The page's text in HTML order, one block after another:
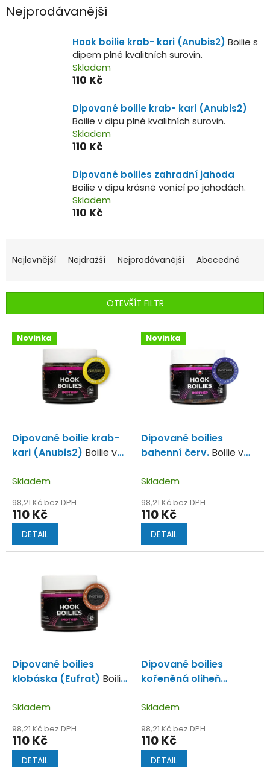
Nejprodávanější
Hook boilie krab- kari (Anubis2) Boilie s
dipem plné kvalitních surovin.
Skladem
110 Kč
Dipované boilie krab- kari (Anubis2)
Boilie v dipu plné kvalitních surovin.
Skladem
110 Kč
Dipované boilies zahradní jahoda
Boilie v dipu krásně vonící po jahodách.
Skladem
110 Kč
a
n
í
Nejlevnější Nejdražší Nejprodávanější Abecedně
OTEVŘÍT FILTR
V
d
Novinka
Dipované boilie krab-
kari (Anubis2) Boilie v
surovin.
Skladem
98,21 Kč bez DPH
110 Kč
DETAIL
Novinka
Dipované boilies
bahenní červ. Boilie v
patentek.
Skladem
98,21 Kč bez DPH
110 Kč
DETAIL
Dipované boilies
klobáska (Eufrat) Boilie
Skladem
98,21 Kč bez DPH
110 Kč
DETAIL
Dipované boilies
kořeněná oliheň
s příchutí kořeněné
Skladem
98,21 Kč bez DPH
110 Kč
DETAIL